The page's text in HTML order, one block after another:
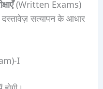
(Written Exams)
दस्तावेज़ सत्यापन के आधार
I